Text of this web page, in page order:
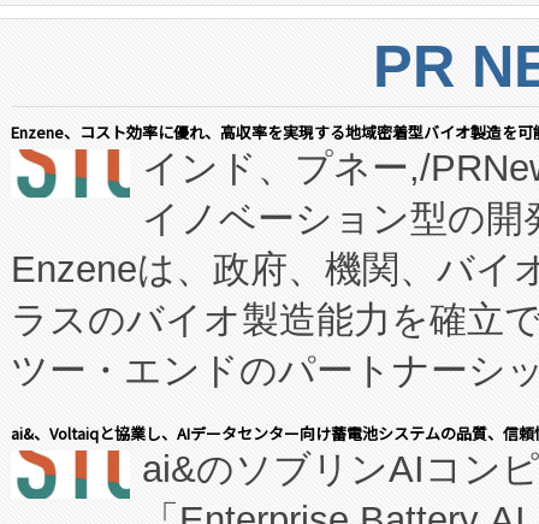
PR
Enzene、コスト効率に優れ、高収率を実現する地域密着型バイオ製造を
インド、プネー,/
イノベーション型の
Enzeneは、政府、機関、バイ
ラスのバイオ製造能力を確立
ツー・エンドのパートナーシ
表しました。 同社の実績ある
manufacturing™ (FCCM™) プ
ai&、Voltaiqと協業し、AIデータセンター向け蓄電池システムの品質、信
ai&のソブリンAIコン